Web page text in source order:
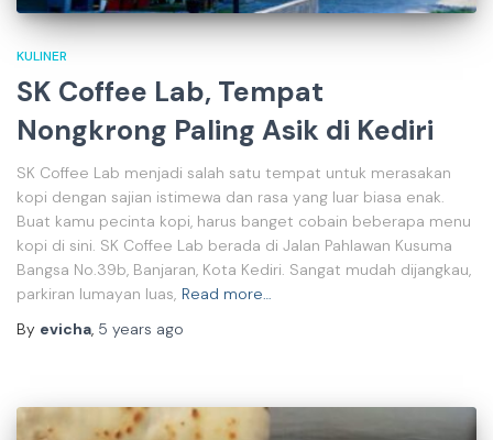
KULINER
SK Coffee Lab, Tempat
Nongkrong Paling Asik di Kediri
SK Coffee Lab menjadi salah satu tempat untuk merasakan
kopi dengan sajian istimewa dan rasa yang luar biasa enak.
Buat kamu pecinta kopi, harus banget cobain beberapa menu
kopi di sini. SK Coffee Lab berada di Jalan Pahlawan Kusuma
Bangsa No.39b, Banjaran, Kota Kediri. Sangat mudah dijangkau,
parkiran lumayan luas, Read more…
By evicha, 5 years ago